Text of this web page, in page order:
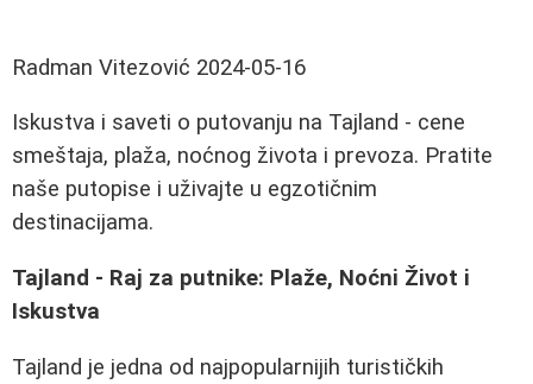
Radman Vitezović 2024-05-16
Iskustva i saveti o putovanju na Tajland - cene
smeštaja, plaža, noćnog života i prevoza. Pratite
naše putopise i uživajte u egzotičnim
destinacijama.
Tajland - Raj za putnike: Plaže, Noćni Život i
Iskustva
Tajland je jedna od najpopularnijih turističkih